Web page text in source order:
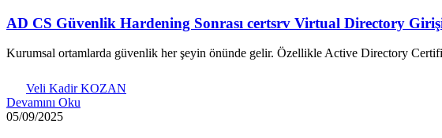
AD CS Güvenlik Hardening Sonrası certsrv Virtual Directory
Kurumsal ortamlarda güvenlik her şeyin önünde gelir. Özellikle Active Directory
Veli Kadir KOZAN
Devamını Oku
05/09/2025